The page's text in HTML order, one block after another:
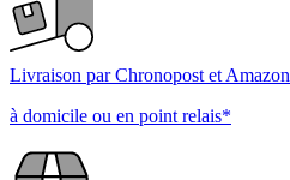
Livraison par Chronopost et Amazon
à domicile ou en point relais*